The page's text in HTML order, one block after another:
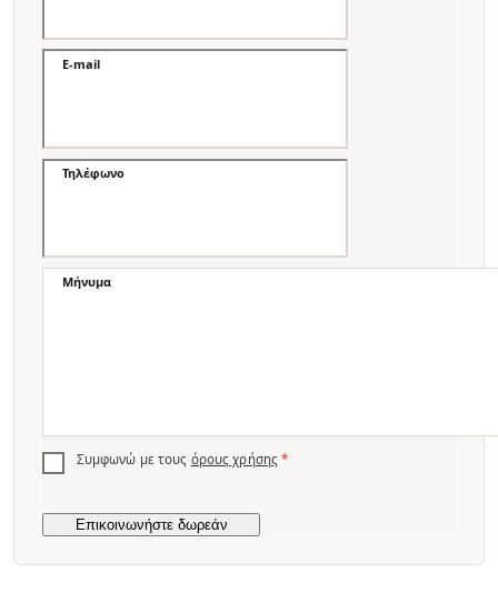
E-mail
Τηλέφωνο
Μήνυμα
Συμφωνώ με τους όρους χρήσης *